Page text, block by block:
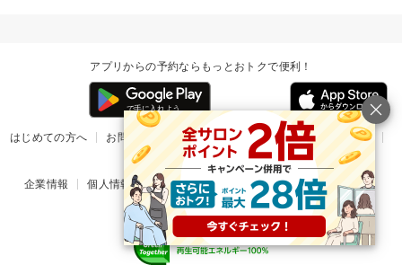
アプリからの予約ならもっとおトクで便利！
はじめての方へ お問い合わせ ヘルプ リリース情報
利用規約
掲載ご希望のサロン様
企業情報 個人情報保護方針 楽天のサービス一覧 アプリ一覧
© Rakuten Group, Inc.